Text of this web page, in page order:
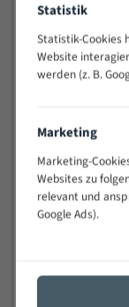
wechselnde
Sehr geringe
Positiver
Bandkörper
Statistik
Statistik-Cookies
Website
werden (z. B.
Marketing
Marketing-
Websites zu
relevant und
Google Ads).